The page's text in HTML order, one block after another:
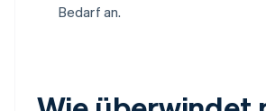
Bedarf an.